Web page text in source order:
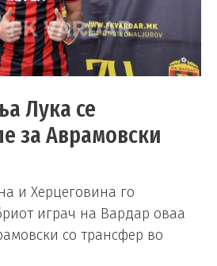
Лука се
за Аврамовски
и Херцеговина го
играч на Вардар оваа
со трансфер во